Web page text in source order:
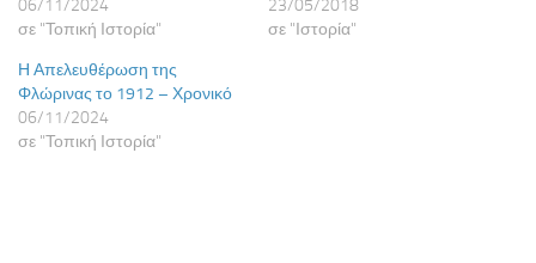
06/11/2024
σε "Τοπική Ιστορία"
23/05/2018
σε "Ιστορία"
Η Απελευθέρωση της
Φλώρινας το 1912 – Χρονικό
06/11/2024
σε "Τοπική Ιστορία"